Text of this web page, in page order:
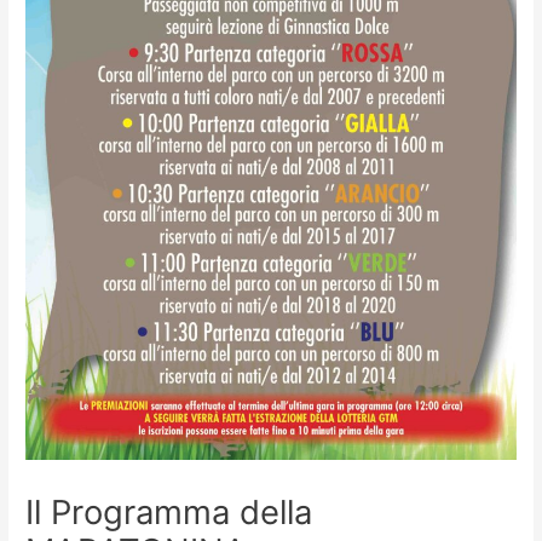
Il Programma della